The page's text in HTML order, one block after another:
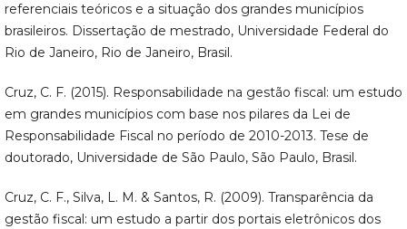
referenciais teóricos e a situação dos grandes municípios
brasileiros. Dissertação de mestrado, Universidade Federal do
Rio de Janeiro, Rio de Janeiro, Brasil.
Cruz, C. F. (2015). Responsabilidade na gestão fiscal: um estudo
em grandes municípios com base nos pilares da Lei de
Responsabilidade Fiscal no período de 2010-2013. Tese de
doutorado, Universidade de São Paulo, São Paulo, Brasil.
Cruz, C. F., Silva, L. M. & Santos, R. (2009). Transparência da
gestão fiscal: um estudo a partir dos portais eletrônicos dos